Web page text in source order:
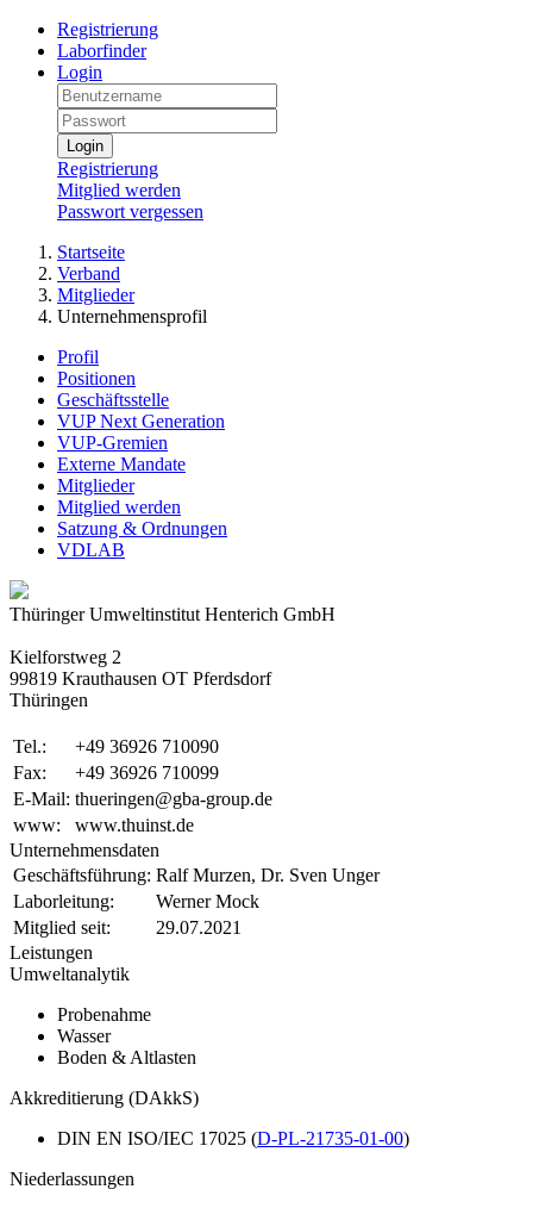
Registrierung
Laborfinder
Login
Login
Registrierung
Mitglied werden
Passwort vergessen
Startseite
Verband
Mitglieder
Unternehmensprofil
Profil
Positionen
Geschäftsstelle
VUP Next Generation
VUP-Gremien
Externe Mandate
Mitglieder
Mitglied werden
Satzung & Ordnungen
VDLAB
Thüringer Umweltinstitut Henterich GmbH
Kielforstweg 2
99819 Krauthausen OT Pferdsdorf
Thüringen
Tel.:
+49 36926 710090
Fax:
+49 36926 710099
E-Mail: thueringen@gba-group.de
www:
www.thuinst.de
Unternehmensdaten
Geschäftsführung: Ralf Murzen, Dr. Sven Unger
Laborleitung:
Werner Mock
Mitglied seit:
29.07.2021
Leistungen
Umweltanalytik
Probenahme
Wasser
Boden & Altlasten
Akkreditierung (DAkkS)
DIN EN ISO/IEC 17025 (D-PL-21735-01-00)
Niederlassungen